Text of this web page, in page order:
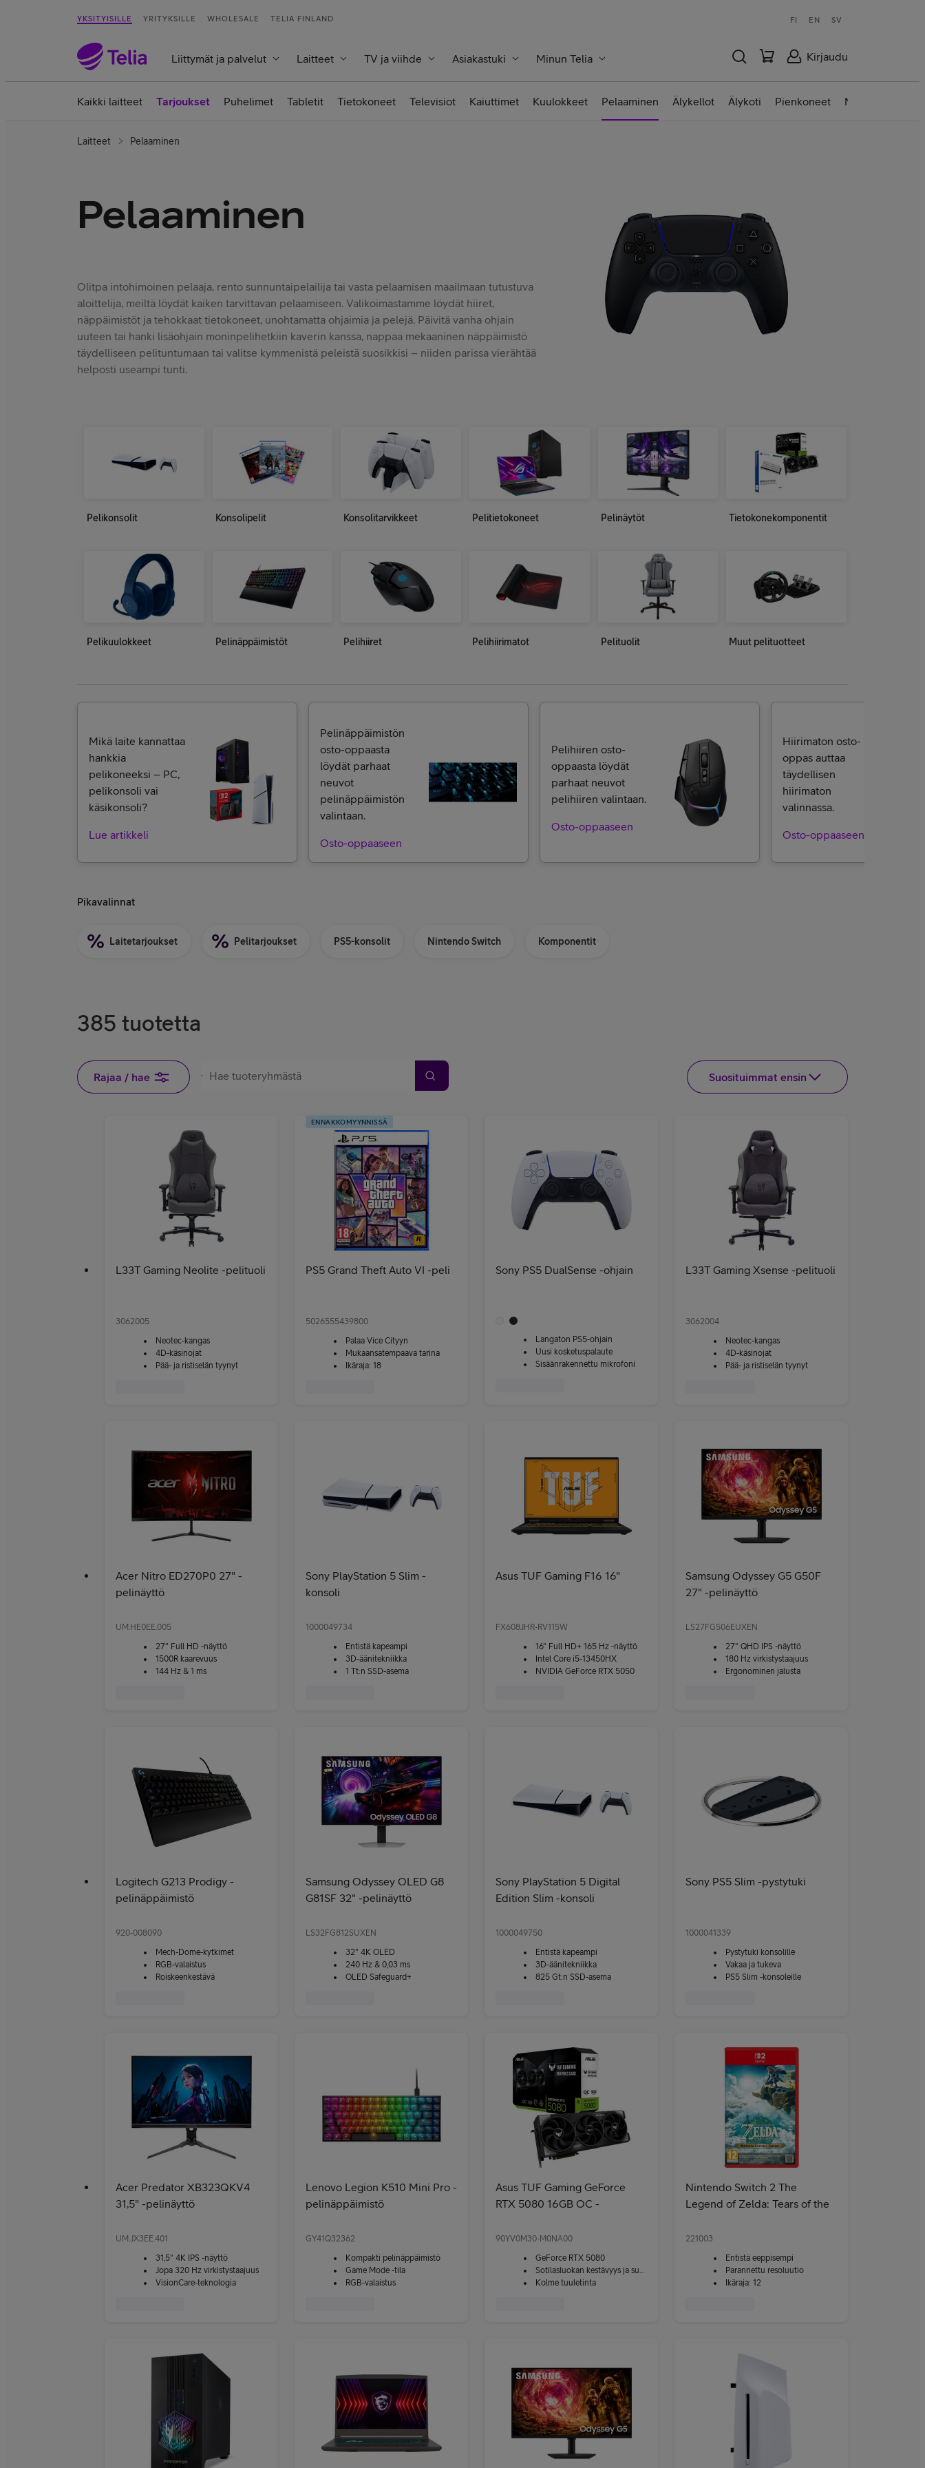
YKSITYISILLE YRITYKSILLE WHOLESALE TELIA FINLAND FI EN SV
Liittymät ja palvelut Laitteet TV ja viihde Asiakastuki Minun Telia Kirjaudu
Kaikki laitteet Tarjoukset Puhelimet Tabletit Tietokoneet Televisiot Kaiuttimet Kuulokkeet Pelaaminen Älykellot Älykoti Pienkoneet Nettilaitteet
Laitteet Pelaaminen
Pelaaminen
Olitpa intohimoinen pelaaja, rento sunnuntaipelailija tai vasta pelaamisen maailmaan tutustuva
aloittelija, meiltä löydät kaiken tarvittavan pelaamiseen. Valikoimastamme löydät hiiret,
näppäimistöt ja tehokkaat tietokoneet, unohtamatta ohjaimia ja pelejä. Päivitä vanha ohjain
uuteen tai hanki lisäohjain moninpelihetkiin kaverin kanssa, nappaa mekaaninen näppäimistö
täydelliseen pelituntumaan tai valitse kymmenistä peleistä suosikkisi – niiden parissa vierähtää
helposti useampi tunti.
Pelikonsolit Konsolipelit Konsolitarvikkeet Pelitietokoneet Pelinäytöt Tietokonekomponentit
Pelikuulokkeet Pelinäppäimistöt Pelihiiret Pelihiirimatot Pelituolit Muut pelituotteet
Mikä laite kannattaa
hankkia
pelikoneeksi – PC,
pelikonsoli vai
käsikonsoli?
Lue artikkeli
Pelinäppäimistön
osto-oppaasta
löydät parhaat
neuvot
pelinäppäimistön
valintaan.
Osto-oppaaseen
Pelihiiren osto-
oppaasta löydät
parhaat neuvot
pelihiiren valintaan.
Osto-oppaaseen
Hiirimaton osto-
oppas auttaa
täydellisen
hiirimaton
valinnassa.
Osto-oppaaseen
Pikavalinnat
Laitetarjoukset Pelitarjoukset PS5-konsolit Nintendo Switch Komponentit
385 tuotetta
Rajaa / hae Suosituimmat ensin
L33T Gaming Neolite -pelituoli
3062005
Neotec-kangas
4D-käsinojat
Pää- ja ristiselän tyynyt
ENNAKKOMYYNNISSÄ
PS5 Grand Theft Auto VI -peli
5026555439800
Palaa Vice Cityyn
Mukaansatempaava tarina
Ikäraja: 18
Sony PS5 DualSense -ohjain
Langaton PS5-ohjain
Uusi kosketuspalaute
Sisäänrakennettu mikrofoni
L33T Gaming Xsense -pelituoli
3062004
Neotec-kangas
4D-käsinojat
Pää- ja ristiselän tyynyt
Acer Nitro ED270P0 27" -
pelinäyttö
UM.HE0EE.005
27" Full HD -näyttö
1500R kaarevuus
144 Hz & 1 ms
Sony PlayStation 5 Slim -
konsoli
1000049734
Entistä kapeampi
3D-äänitekniikka
1 Tt:n SSD-asema
Asus TUF Gaming F16 16"
FX608JHR-RV115W
16" Full HD+ 165 Hz -näyttö
Intel Core i5-13450HX
NVIDIA GeForce RTX 5050
Samsung Odyssey G5 G50F
27" -pelinäyttö
LS27FG506EUXEN
27" QHD IPS -näyttö
180 Hz virkistystaajuus
Ergonominen jalusta
Logitech G213 Prodigy -
pelinäppäimistö
920-008090
Mech-Dome-kytkimet
RGB-valaistus
Roiskeenkestävä
Samsung Odyssey OLED G8
G81SF 32" -pelinäyttö
LS32FG812SUXEN
32" 4K OLED
240 Hz & 0,03 ms
OLED Safeguard+
Sony PlayStation 5 Digital
Edition Slim -konsoli
1000049750
Entistä kapeampi
3D-äänitekniikka
825 Gt:n SSD-asema
Sony PS5 Slim -pystytuki
1000041339
Pystytuki konsolille
Vakaa ja tukeva
PS5 Slim -konsoleille
Acer Predator XB323QKV4
31,5" -pelinäyttö
UM.JX3EE.401
31,5" 4K IPS -näyttö
Jopa 320 Hz virkistystaajuus
VisionCare-teknologia
Lenovo Legion K510 Mini Pro -
pelinäppäimistö
GY41Q32362
Kompakti pelinäppäimistö
Game Mode -tila
RGB-valaistus
Asus TUF Gaming GeForce
RTX 5080 16GB OC -
90YV0M30-M0NA00
GeForce RTX 5080
Sotilasluokan kestävyys ja suojaus
Kolme tuuletinta
Nintendo Switch 2 The
Legend of Zelda: Tears of the
221003
Entistä eeppisempi
Parannettu resoluutio
Ikäraja: 12